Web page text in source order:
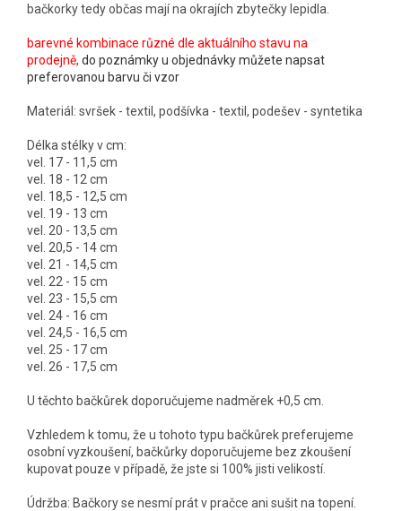
bačkorky tedy občas mají na okrajích zbytečky lepidla.
barevné kombinace různé dle aktuálního stavu na
prodejně, do poznámky u objednávky můžete napsat
preferovanou barvu či vzor
Materiál: svršek - textil, podšívka - textil, podešev - syntetika
Délka stélky v cm:
vel. 17 - 11,5 cm
vel. 18 - 12 cm
vel. 18,5 - 12,5 cm
vel. 19 - 13 cm
vel. 20 - 13,5 cm
vel. 20,5 - 14 cm
vel. 21 - 14,5 cm
vel. 22 - 15 cm
vel. 23 - 15,5 cm
vel. 24 - 16 cm
vel. 24,5 - 16,5 cm
vel. 25 - 17 cm
vel. 26 - 17,5 cm
U těchto bačkůrek doporučujeme nadměrek +0,5 cm.
Vzhledem k tomu, že u tohoto typu bačkůrek preferujeme
osobní vyzkoušení, bačkůrky doporučujeme bez zkoušení
kupovat pouze v případě, že jste si 100% jisti velikostí.
Údržba: Bačkory se nesmí prát v pračce ani sušit na topení.